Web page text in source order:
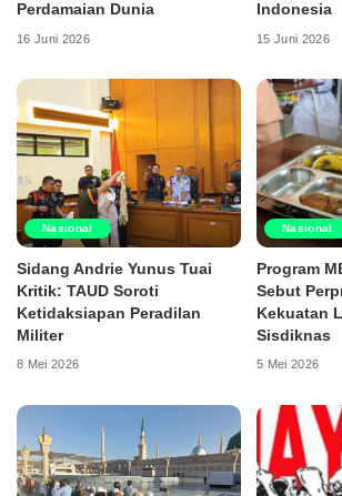
Perdamaian Dunia
16 Juni 2026
Indonesia
15 Juni 2026
Nasional
Sidang Andrie Yunus Tuai
Kritik: TAUD Soroti
Ketidaksiapan Peradilan
Militer
8 Mei 2026
Nasional
Program
Sebut
Kekuatan
Sisdiknas
5 Mei 2026